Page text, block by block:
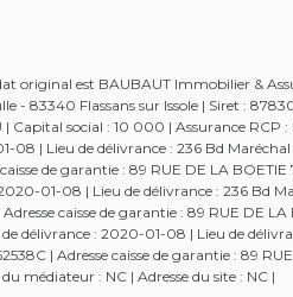
original est BAUBAUT Immobilier &
- 83340 Flassans sur Issole | Siret :
social : 10 000 | Assurance RCP :
| Lieu de délivrance : 236 Bd Maréchal
de garantie : 89 RUE DE LA
01-08 | Lieu de délivrance : 236 Bd
caisse de garantie : 89 RUE DE
: 2020-01-08 | Lieu de
| Adresse caisse de garantie : 89
médiateur : NC | Adresse du site : NC |